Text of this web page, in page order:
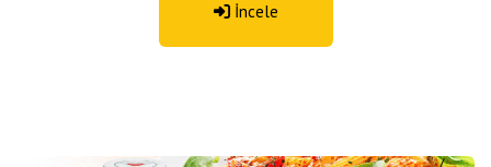
İncele